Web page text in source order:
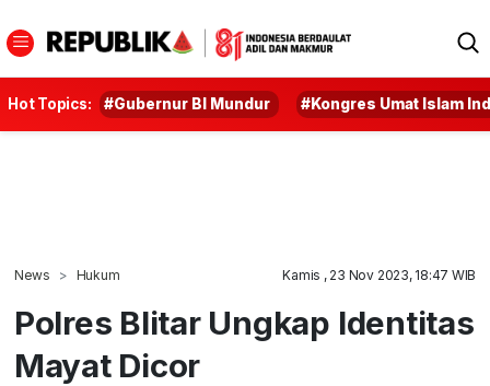
Hot Topics: #Gubernur BI Mundur #Kongres Umat Islam
News Hukum Kamis , 23 Nov 2023, 18:47 WIB
Polres Blitar Ungkap Identitas
Mayat Dicor